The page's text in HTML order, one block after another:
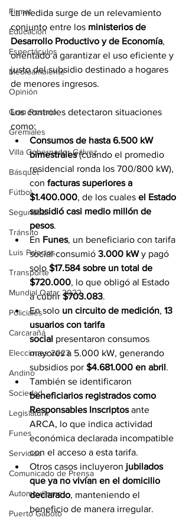
Firmat
Educación
Espectáculos
Medioambiente
Opinión
Gran Rosario
Gremiales
Villa Gobernador Gálvez
Básquet
Fútbol
Seguridad
Tránsito
Luis Palacios
Transporte
Mundial Qatar 2022
Policiales
Carcarañá
Elecciones 2023
Andino
Sociedad
Legislatura
Funes
Servicios
Comunicado de Prensa
Automovilismo
Puerto Gaboto
La medida surge de un relevamiento
conjunto entre los ministerios de
Desarrollo Productivo y de Economía,
orientado a garantizar el uso eficiente y
justo del subsidio destinado a hogares
de menores ingresos.
Los controles detectaron situaciones
como:
Consumos de hasta 6.500 kW
bimestrales (cuando el promedio
residencial ronda los 700/800 kW),
con facturas superiores a
$1.400.000, de los cuales el Estado
subsidió casi medio millón de
pesos.
En Funes, un beneficiario con tarifa
social consumió 3.000 kW y pagó
solo $17.584 sobre un total de
$720.000, lo que obligó al Estado
a cubrir $703.083.
En solo un circuito de medición, 13
usuarios con tarifa
social presentaron consumos
mayores a 5.000 kW, generando
subsidios por $4.681.000 en abril.
También se identificaron
beneficiarios registrados como
Responsables Inscriptos ante
ARCA, lo que indica actividad
económica declarada incompatible
con el acceso a esta tarifa.
Otros casos incluyeron jubilados
que ya no vivían en el domicilio
declarado, manteniendo el
beneficio de manera irregular.